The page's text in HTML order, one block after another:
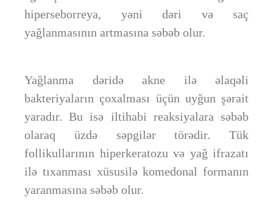
hiperseborreya, yəni dəri və saç
yağlanmasının artmasına səbəb olur.
Yağlanma dəridə akne ilə əlaqəli
bakteriyaların çoxalması üçün uyğun şərait
yaradır. Bu isə iltihabi reaksiyalara səbəb
olaraq üzdə səpgilər törədir. Tük
follikullarının hiperkeratozu və yağ ifrazatı
ilə tıxanması xüsusilə komedonal formanın
yaranmasına səbəb olur.